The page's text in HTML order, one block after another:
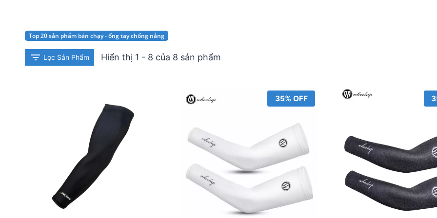
Top 20 sản phẩm bán chạy - ống tay chống nắng
Lọc Sản Phẩm Hiển thị 1 - 8 của 8 sản phẩm
35% OFF